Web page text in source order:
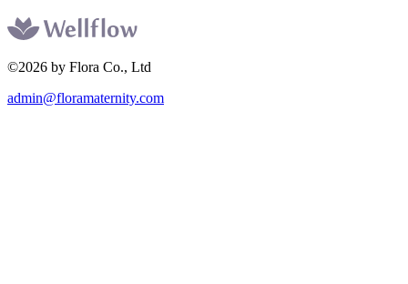
©2026 by Flora Co., Ltd
admin@floramaternity.com